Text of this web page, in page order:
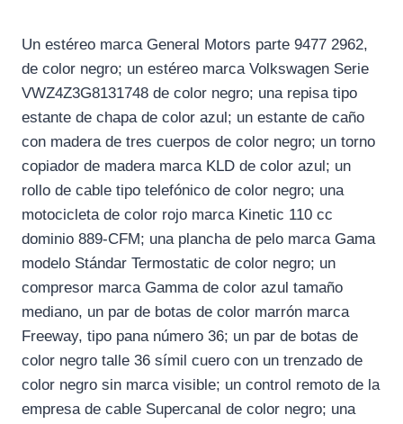
Un estéreo marca General Motors parte 9477 2962,
de color negro; un estéreo marca Volkswagen Serie
VWZ4Z3G8131748 de color negro; una repisa tipo
estante de chapa de color azul; un estante de caño
con madera de tres cuerpos de color negro; un torno
copiador de madera marca KLD de color azul; un
rollo de cable tipo telefónico de color negro; una
motocicleta de color rojo marca Kinetic 110 cc
dominio 889-CFM; una plancha de pelo marca Gama
modelo Stándar Termostatic de color negro; un
compresor marca Gamma de color azul tamaño
mediano, un par de botas de color marrón marca
Freeway, tipo pana número 36; un par de botas de
color negro talle 36 símil cuero con un trenzado de
color negro sin marca visible; un control remoto de la
empresa de cable Supercanal de color negro; una